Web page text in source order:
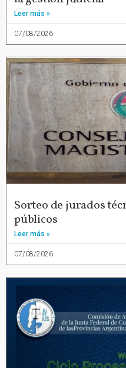
Leer más »
07/08/2026
Sorteo de jurados
públicos
Leer más »
07/08/2026